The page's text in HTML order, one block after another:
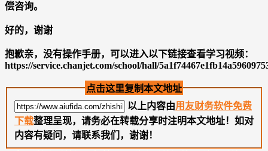
偿咨询。
好的，谢谢
抱歉亲，没有操作手册，可以进入以下链接查看学习视频：
https://service.chanjet.com/school/hall/
点击这里复制本文地址
以上内容由用友财务软件免费
下载整理呈现，请务必在转载分享时注明本文地址！如对
内容有疑问，请联系我们，谢谢！